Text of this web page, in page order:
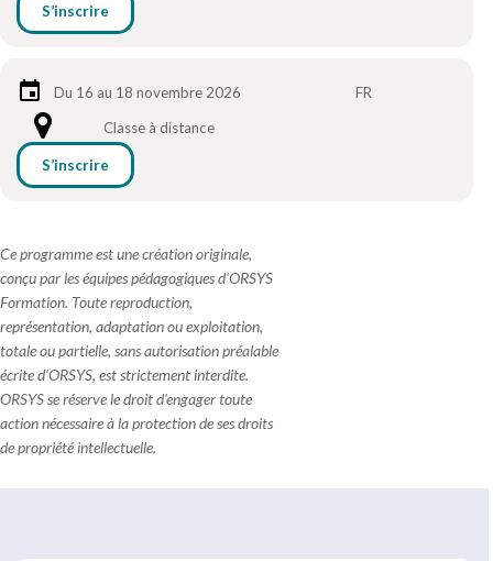
S’inscrire
Du 16 au 18 novembre 2026
FR
Classe à distance
S’inscrire
Ce programme est une création originale,
conçu par les équipes pédagogiques d'ORSYS
Formation. Toute reproduction,
représentation, adaptation ou exploitation,
totale ou partielle, sans autorisation préalable
écrite d'ORSYS, est strictement interdite.
ORSYS se réserve le droit d'engager toute
action nécessaire à la protection de ses droits
de propriété intellectuelle.